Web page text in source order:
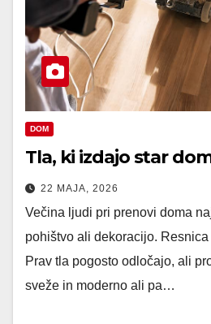
DOM
Tla, ki izdajo star
22 MAJA, 2026
Večina ljudi pri prenovi doma
pohištvo ali dekoracijo.
Prav tla pogosto odločajo, ali
sveže in moderno ali pa…